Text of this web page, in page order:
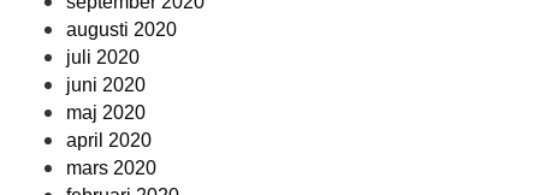
augusti 2020
juli 2020
juni 2020
maj 2020
april 2020
mars 2020